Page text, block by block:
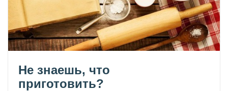
Не знаешь, что
приготовить?